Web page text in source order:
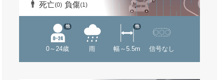
死亡(0) 負傷(1)
0～24歳
他
雨 幅～5.5m
他
信号なし